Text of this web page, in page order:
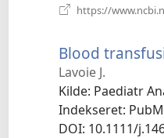
https://
Blood
Lavoie J.
Kilde‎: Paediatr
Indekseret‎:
DOI‎: 10.1111/